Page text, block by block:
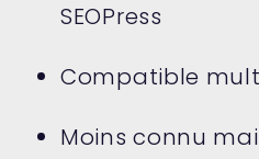
SEOPress
Compatible
Moins connu